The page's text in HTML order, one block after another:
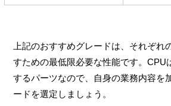
上記のおすすめグレードは、それぞれ
すための最低限必要な性能です。CPU
するパーツなので、自身の業務内容を
ードを選定しましょう。